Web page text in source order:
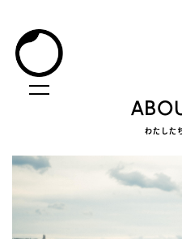
わた し た